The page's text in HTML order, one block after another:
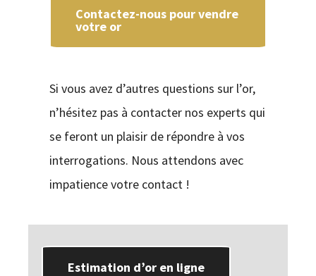
Contactez-nous pour vendre
votre or
Si vous avez d’autres questions sur l’or,
n’hésitez pas à contacter nos experts qui
se feront un plaisir de répondre à vos
interrogations. Nous attendons avec
impatience votre contact !
Estimation d’or en ligne